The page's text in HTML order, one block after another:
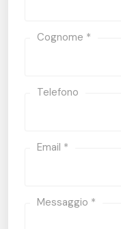
Cognome *
Telefono
Email *
Messaggio *